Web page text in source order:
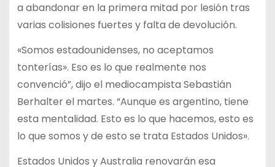
a abandonar en la primera mitad por lesión tras
varias colisiones fuertes y falta de devolución.
«Somos estadounidenses, no aceptamos
tonterías». Eso es lo que realmente nos
convenció”, dijo el mediocampista Sebastián
Berhalter el martes. “Aunque es argentino, tiene
esta mentalidad. Esto es lo que hacemos, esto es
lo que somos y de esto se trata Estados Unidos».
Estados Unidos y Australia renovarán esa